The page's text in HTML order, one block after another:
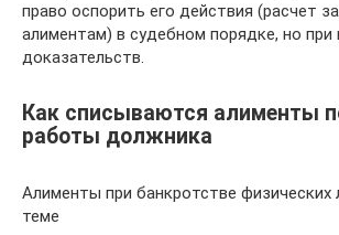
право оспорить его действия (расчет
алиментам) в судебном порядке, но при
доказательств.
Как списываются алименты
работы должника
Алименты при банкротстве физических
теме